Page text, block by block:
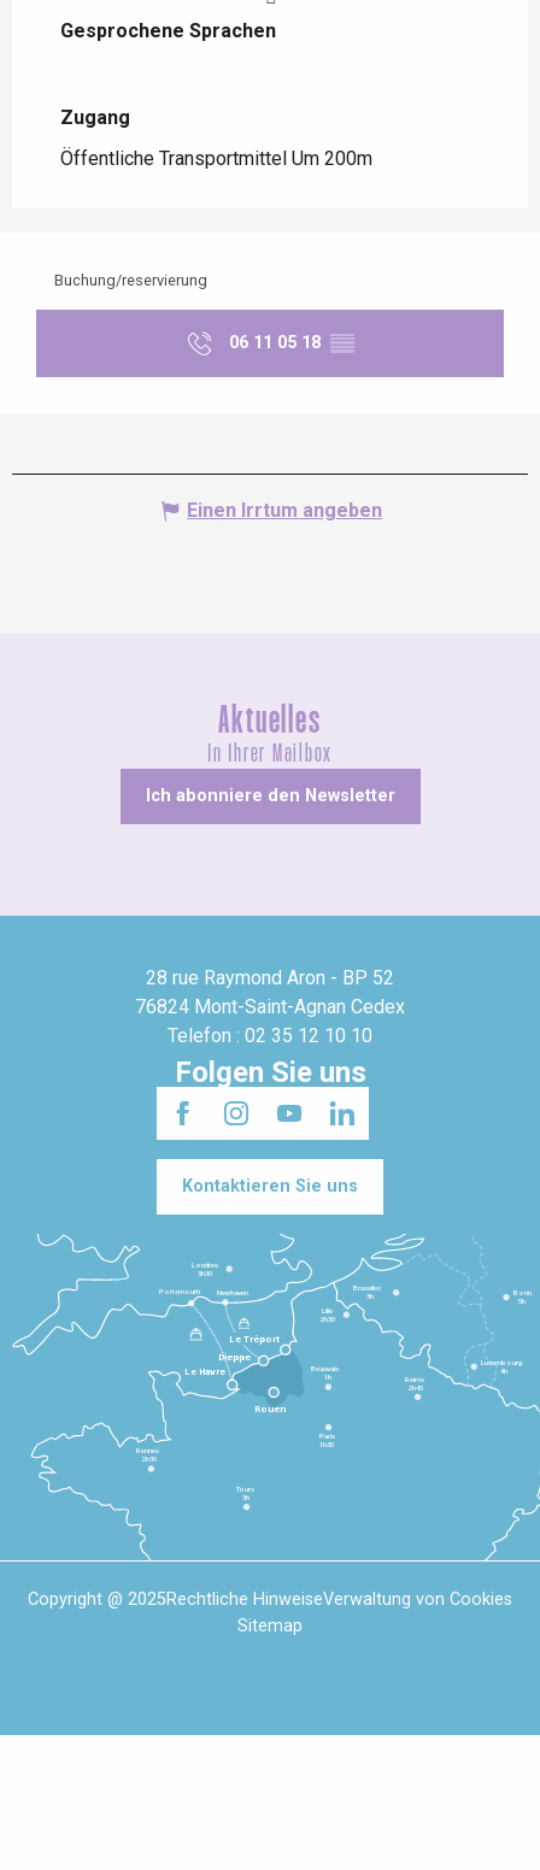
Gesprochene Sprachen
Gesprochene Sprachen
Zugang
Zugang
Öffentliche Transportmittel Um 200m
Buchung/reservierung
06 11 05 18 ▒▒
Einen Irrtum angeben
Aktuelles
In Ihrer Mailbox
Ich abonniere den Newsletter
28 rue Raymond Aron - BP 52
76824 Mont-Saint-Agnan Cedex
Telefon : 02 35 12 10 10
Folgen Sie uns
Kontaktieren Sie uns
Le Havre
Dieppe
Le Tréport
Rennes
2h30
Tours
3h
Paris
1h30
Beauvais
1h
Reims
2h45
Lille
2h30
Bruxelles
3h
Londres
3h30
Newhaven
Portsmouth
Bonn
5h
Luxembourg
4h
Rouen
Copyright @ 2025Rechtliche HinweiseVerwaltung von Cookies
Sitemap